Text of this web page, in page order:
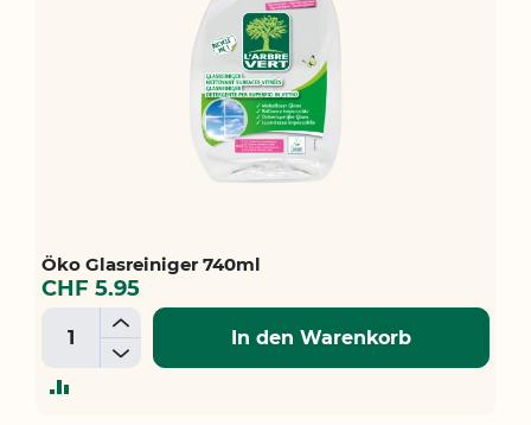
Öko Glasreiniger 740ml
CHF 5.95
+
-
In den Warenkorb